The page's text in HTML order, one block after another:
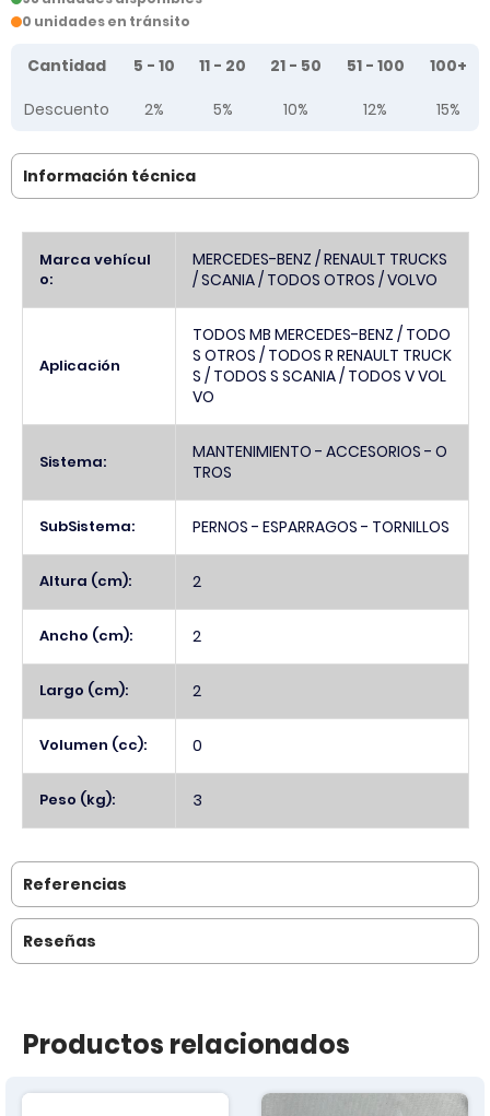
0 unidades en tránsito
Tier prices table
Cantidad 5 - 10 11 - 20 21 - 50 51 - 100
100+
Descuento
2% 5% 10% 12% 15%
Información técnica
Información
Marca vehícul
o:
MERCEDES-BENZ / RENAULT TRUCKS
/ SCANIA / TODOS OTROS / VOLVO
Aplicación
TODOS MB MERCEDES-BENZ / TODO
S OTROS / TODOS R RENAULT TRUCK
S / TODOS S SCANIA / TODOS V VOL
VO
Sistema:
MANTENIMIENTO - ACCESORIOS - O
TROS
SubSistema: PERNOS - ESPARRAGOS - TORNILLOS
Altura (cm): 2
Ancho (cm): 2
Largo (cm): 2
Volumen (cc): 0
Peso (kg): 3
Referencias
Reseñas
Productos relacionados